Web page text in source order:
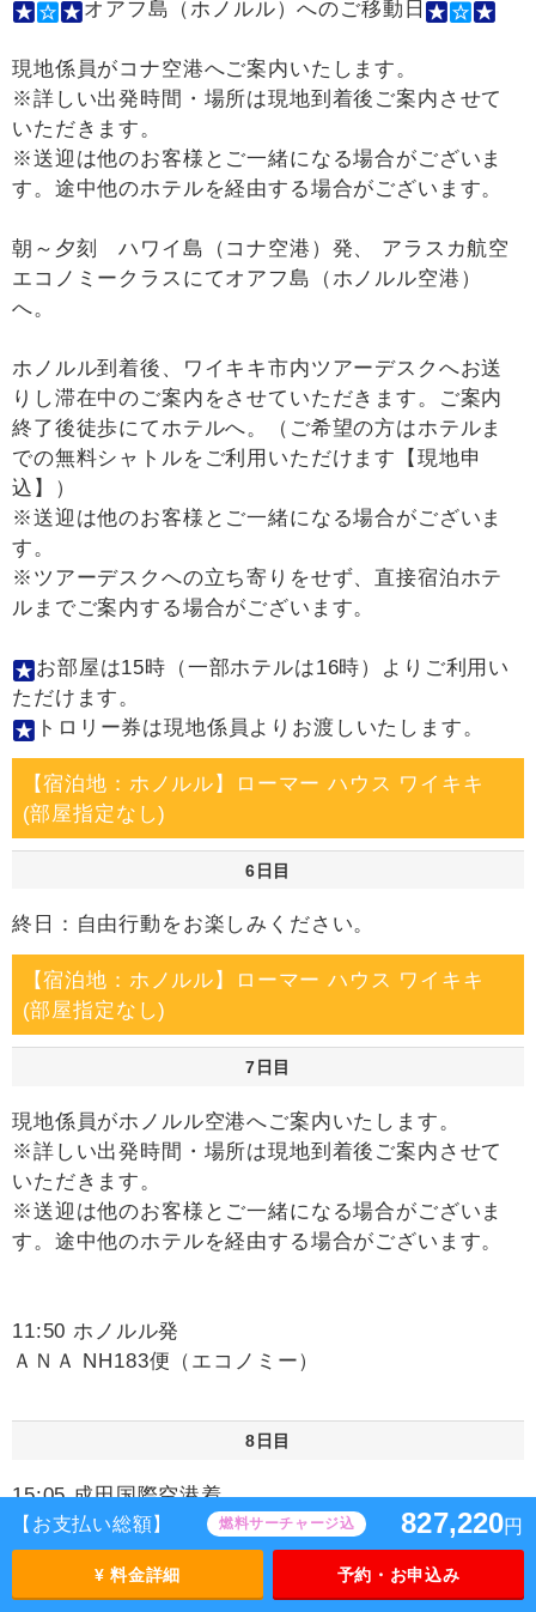
【お支払い総額】 燃料サーチャージ込 827,220円
¥ 料金詳細 予約・お申込み
オアフ島（ホノルル）へのご移動日
現地係員がコナ空港へご案内いたします。
※詳しい出発時間・場所は現地到着後ご案内させて
いただきます。
※送迎は他のお客様とご一緒になる場合がございま
す。途中他のホテルを経由する場合がございます。
朝～夕刻 ハワイ島（コナ空港）発、 アラスカ航空
エコノミークラスにてオアフ島（ホノルル空港）
へ。
ホノルル到着後、ワイキキ市内ツアーデスクへお送
りし滞在中のご案内をさせていただきます。ご案内
終了後徒歩にてホテルへ。（ご希望の方はホテルま
での無料シャトルをご利用いただけます【現地申
込】）
※送迎は他のお客様とご一緒になる場合がございま
す。
※ツアーデスクへの立ち寄りをせず、直接宿泊ホテ
ルまでご案内する場合がございます。
お部屋は15時（一部ホテルは16時）よりご利用い
ただけます。
トロリー券は現地係員よりお渡しいたします。
【宿泊地：ホノルル】ローマー ハウス ワイキキ
(部屋指定なし)
6日目
終日：自由行動をお楽しみください。
【宿泊地：ホノルル】ローマー ハウス ワイキキ
(部屋指定なし)
7日目
現地係員がホノルル空港へご案内いたします。
※詳しい出発時間・場所は現地到着後ご案内させて
いただきます。
※送迎は他のお客様とご一緒になる場合がございま
す。途中他のホテルを経由する場合がございます。
11:50 ホノルル発
ＡＮＡ NH183便（エコノミー）
8日目
15:05 成田国際空港着
***お疲れさまでした***
時間帯の目安